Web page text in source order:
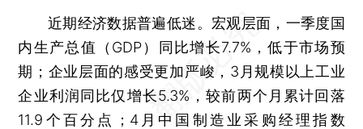
近期经济数据普遍低迷。宏观层面，一季度国
内生产总值（GDP）同比增长7.7%，低于市场预
期；企业层面的感受更加严峻，3月规模以上工业
企业利润同比仅增长5.3%，较前两个月累计回落
11.9个百分点；4月中国制造业采购经理指数